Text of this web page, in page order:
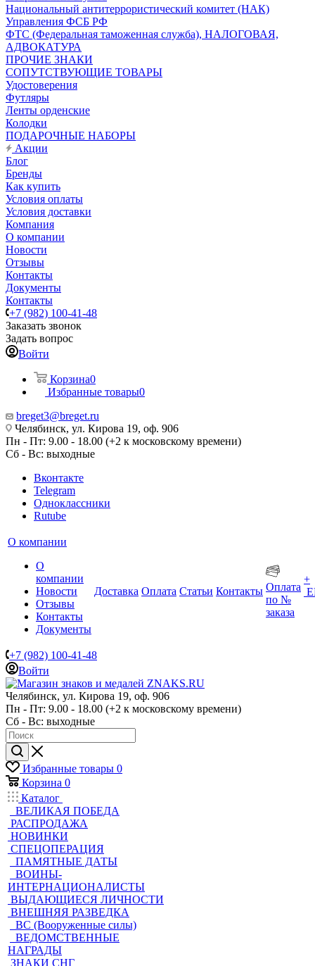
Национальный антитеррористический комитет (НАК)
Управления ФСБ РФ
ФТС (Федеральная таможенная служба), НАЛОГОВАЯ,
АДВОКАТУРА
ПРОЧИЕ ЗНАКИ
СОПУТСТВУЮЩИЕ ТОВАРЫ
Удостоверения
Футляры
Ленты орденские
Колодки
ПОДАРОЧНЫЕ НАБОРЫ
Акции
Блог
Бренды
Как купить
Условия оплаты
Условия доставки
Компания
О компании
Новости
Отзывы
Контакты
Документы
Контакты
+7 (982) 100-41-48
Заказать звонок
Задать вопрос
Войти
Корзина0
Избранные товары0
breget3@breget.ru
Челябинск, ул. Кирова 19, оф. 906
Пн - Пт: 9.00 - 18.00 (+2 к московскому времени)
Сб - Вс: выходные
Вконтакте
Telegram
Одноклассники
Rutube
О компании
О
компании
Новости
Отзывы
Контакты
Документы
Доставка Оплата Статьи Контакты Оплата
по №
заказа
+
+7 (982) 100-41-48
Войти
Челябинск, ул. Кирова 19, оф. 906
Пн - Пт: 9.00 - 18.00 (+2 к московскому времени)
Сб - Вс: выходные
Избранные товары 0
Корзина 0
Каталог
ВЕЛИКАЯ ПОБЕДА
РАСПРОДАЖА
НОВИНКИ
СПЕЦОПЕРАЦИЯ
ПАМЯТНЫЕ ДАТЫ
ВОИНЫ-
ИНТЕРНАЦИОНАЛИСТЫ
ВЫДАЮЩИЕСЯ ЛИЧНОСТИ
ВНЕШНЯЯ РАЗВЕДКА
ВС (Вооруженные силы)
ВЕДОМСТВЕННЫЕ
НАГРАДЫ
ЗНАКИ СНГ